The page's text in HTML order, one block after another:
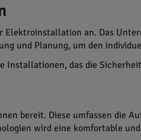
Elektroinstallation an. Das
und Planung, um den
Installationen, das die
bereit. Diese umfassen die
wird eine komfortable